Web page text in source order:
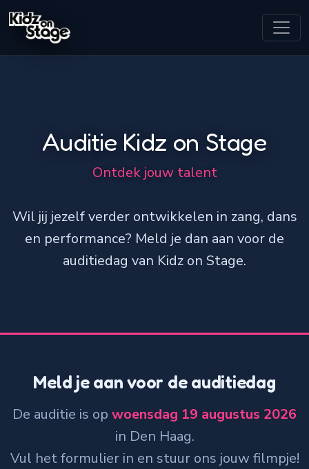
Auditie Kidz on Stage
Ontdek jouw talent
Wil jij jezelf verder ontwikkelen in zang, dans
en performance? Meld je dan aan voor de
auditiedag van Kidz on Stage.
Meld je aan voor de auditiedag
De auditie is op woensdag 19 augustus 2026
in Den Haag.
Vul het formulier in en stuur ons jouw filmpje!